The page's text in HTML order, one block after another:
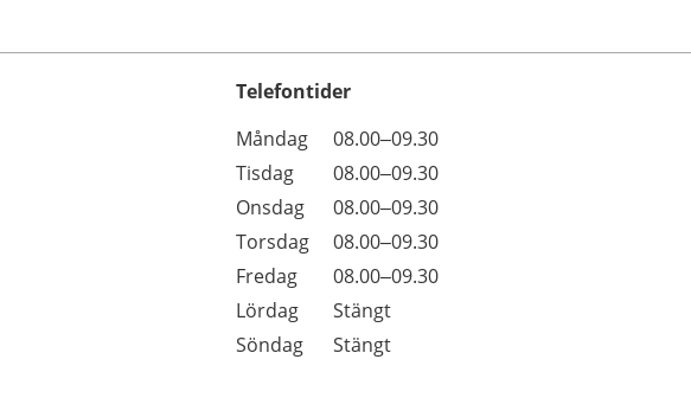
Telefontider
Dag
Öppettider
Kommentarer
Måndag
08.00–09.30
Tisdag
08.00–09.30
Onsdag
08.00–09.30
Torsdag
08.00–09.30
Fredag
08.00–09.30
Lördag
Stängt
Söndag
Stängt